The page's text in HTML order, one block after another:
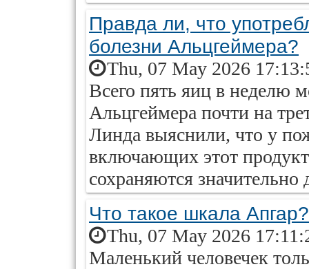
Правда ли, что
болезни Альцгеймера?
Thu, 07 May 2026
Всего пять яиц в неделю
Альцгеймера почти на
Линда выяснили, что у
включающих этот
сохраняются значительно
Что такое шкала Апгар?
Thu, 07 May 2026
Маленький человечек